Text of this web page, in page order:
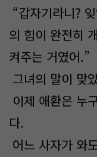
“갑자기라니?
의 힘이 완전히
켜주는 거였어.”
그녀의 말이 맞
이제 애환은 누
다.
어느 사자가 와